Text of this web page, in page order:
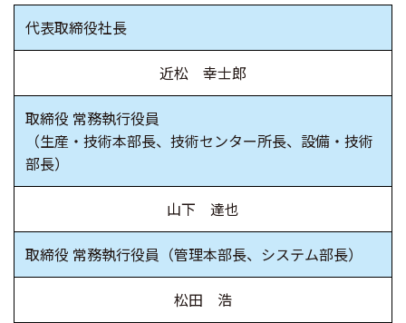
代表取締役社長
近松 幸士郎
取締役 常務執行役員
（生産・技術本部長、技術センター所長、設備・技術
部長）
山下 達也
取締役 常務執行役員 （管理本部長、システム部長）
松田 浩